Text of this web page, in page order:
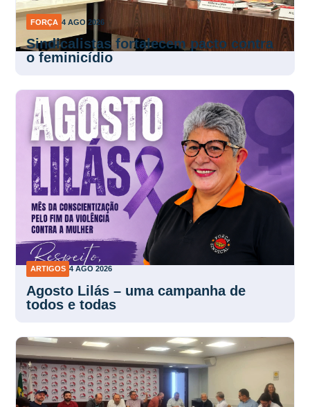
FORÇA 4 AGO 2026
Sindicalistas fortalecem pacto contra
o feminicídio
ARTIGOS 4 AGO 2026
Agosto Lilás – uma campanha de
todos e todas